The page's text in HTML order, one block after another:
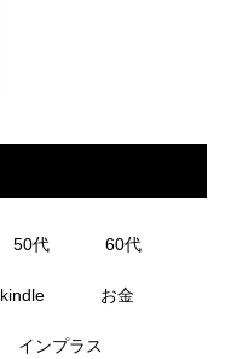
50代 60代
kindle お金
インプラス